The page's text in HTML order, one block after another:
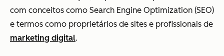
com conceitos como Search Engine Optimization (SEO)
e termos como proprietários de sites e profissionais de
marketing digital.